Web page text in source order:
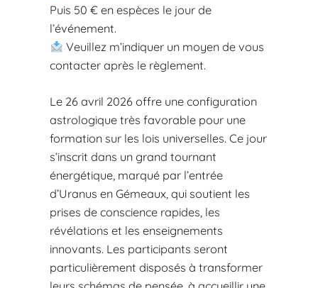
Puis 50 € en espèces le jour de
l’événement.
Veuillez m’indiquer un moyen de vous
contacter après le règlement.
Le 26 avril 2026 offre une configuration
astrologique très favorable pour une
formation sur les lois universelles. Ce jour
s’inscrit dans un grand tournant
énergétique, marqué par l’entrée
d’Uranus en Gémeaux, qui soutient les
prises de conscience rapides, les
révélations et les enseignements
innovants. Les participants seront
particulièrement disposés à transformer